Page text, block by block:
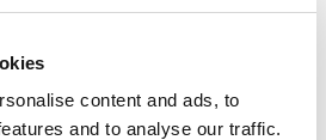
content and ads, to
and to analyse our traffic.
las válvulas y adaptar la altura